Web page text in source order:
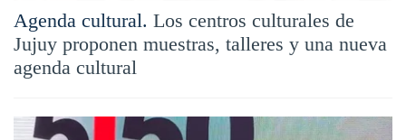
Agenda cultural. Los centros culturales de
Jujuy proponen muestras, talleres y una nueva
agenda cultural